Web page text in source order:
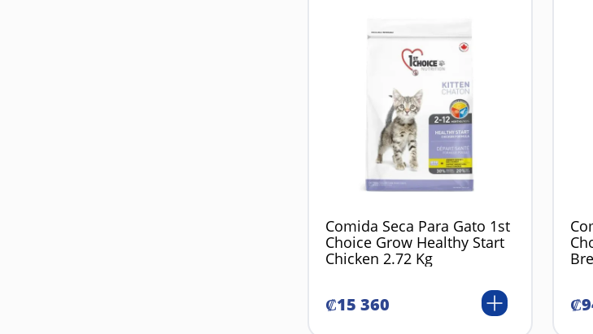
Comida Seca Para Gato 1st
Choice Grow Healthy Start
Chicken 2.72 Kg
₡15 360 ₡